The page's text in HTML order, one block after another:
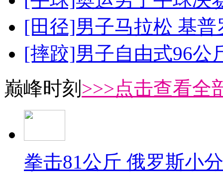
[田径]男子马拉松 基
[摔跤]男子自由式96公
巅峰时刻 >>>点击查看全
拳击81公斤 俄罗斯小